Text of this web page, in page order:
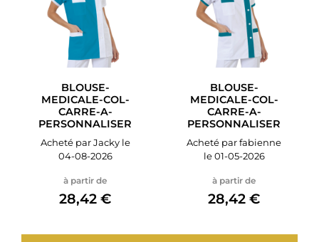
BLOUSE-
MEDICALE-COL-
CARRE-A-
PERSONNALISER
Acheté par Jacky le
04-08-2026
à partir de
28,42 €
BLOUSE-
MEDICALE-COL-
CARRE-A-
PERSONNALISER
Acheté par fabienne
le 01-05-2026
à partir de
28,42 €